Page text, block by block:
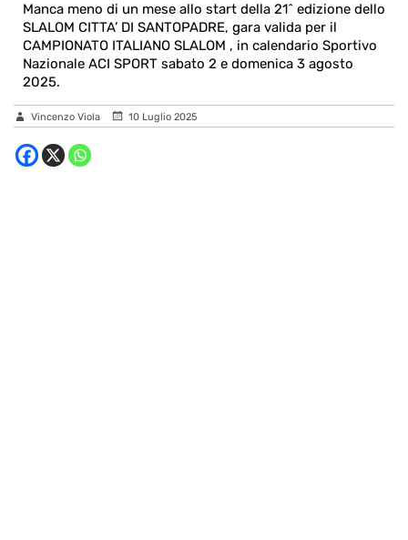
Manca meno di un mese allo start della 21^ edizione dello
SLALOM CITTA’ DI SANTOPADRE, gara valida per il
CAMPIONATO ITALIANO SLALOM , in calendario Sportivo
Nazionale ACI SPORT sabato 2 e domenica 3 agosto
2025.
Vincenzo Viola 10 Luglio 2025